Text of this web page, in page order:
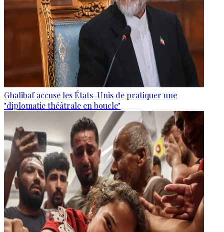
Ghalibaf accuse les États-Unis de pratiquer une
"diplomatie théâtrale en boucle"